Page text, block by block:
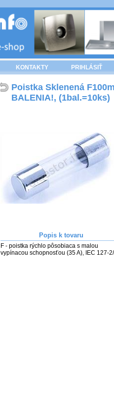
KONTAKTY PRIHLÁSIŤ
Poistka Sklenená
BALENIA!, (1bal.=10ks)
Popis k tovaru
F - poistka rýchlo pôsobiaca s malou
vypínacou schopnosťou (35 A), IEC 127-